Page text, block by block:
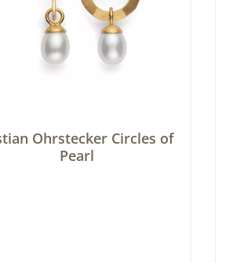
Ohrstecker Circles of
Pearl